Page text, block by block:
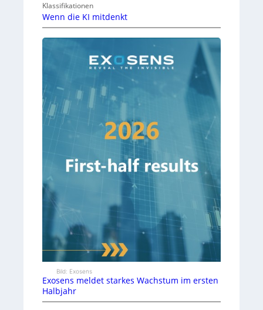
Klassifikationen
Wenn die KI mitdenkt
Bild: Exosens
Exosens meldet starkes Wachstum im ersten
Halbjahr